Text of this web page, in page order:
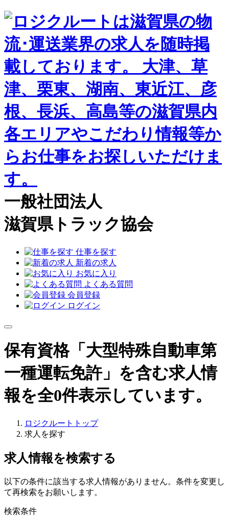
一般社団法人
滋賀県トラック協会
仕事を探す
新着の求人
お気に入り
よくある質問
会員登録
ログイン
保有資格「大型特殊自動車第
一種運転免許」を含む求人情
報を全0件表示しています。
ロジクルートトップ
求人を探す
求人情報を検索する
以下の条件に該当する求人情報がありません。条件を変更し
て再検索をお願いします。
検索条件